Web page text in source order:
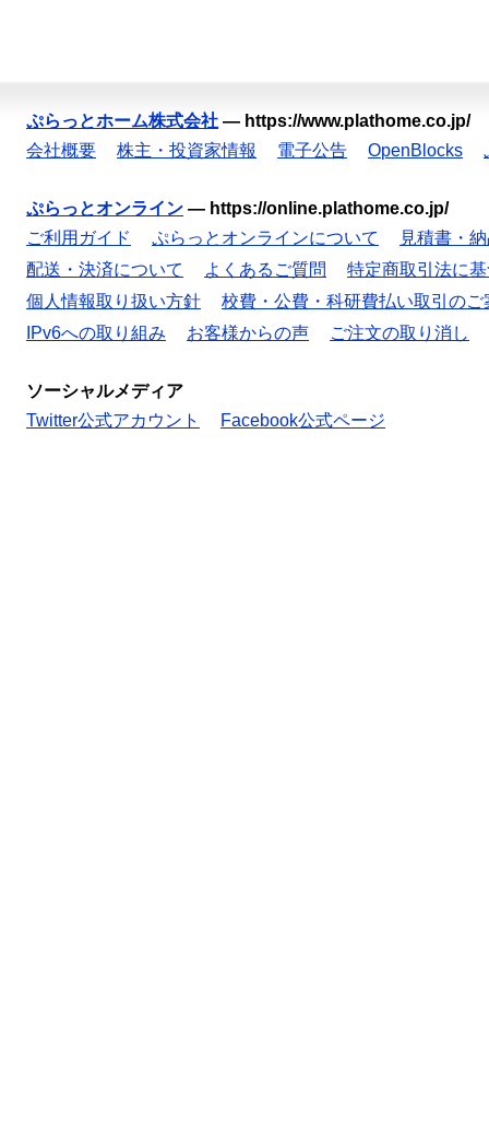
ぷらっとホーム株式会社 — https://www.plathome.co.jp/
会社概要
株主・投資家情報 電子公告 OpenBlocks
ぷらっとオンライン — https://online.plathome.co.jp/
ご利用ガイド
ぷらっとオンラインについて
見積書・
配送・決済について
よくあるご質問
特定商取引法に
個人情報取り扱い方針
校費・公費・科研費払い取引のご
IPv6への取り組み
お客様からの声 ご注文の取り消し
ソーシャルメディア
Twitter公式アカウント
Facebook公式ページ